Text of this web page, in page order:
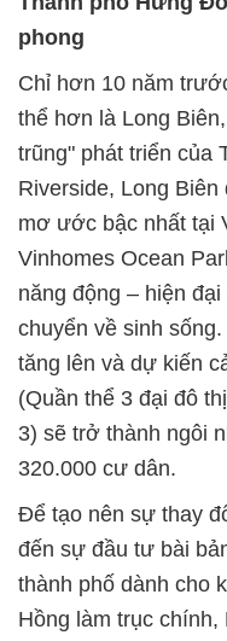
phong
Chỉ hơn 10 năm
thể hơn là Long
trũng" phát triển của
Riverside, Long
mơ ước bậc nhất tại
Vinhomes Ocean
năng động – hiện
chuyển về sinh
tăng lên và dự kiến
(Quần thể 3 đại đô
3) sẽ trở thành ngôi
320.000 cư dân.
Để tạo nên sự thay
đến sự đầu tư bài
thành phố dành cho
Hồng làm trục